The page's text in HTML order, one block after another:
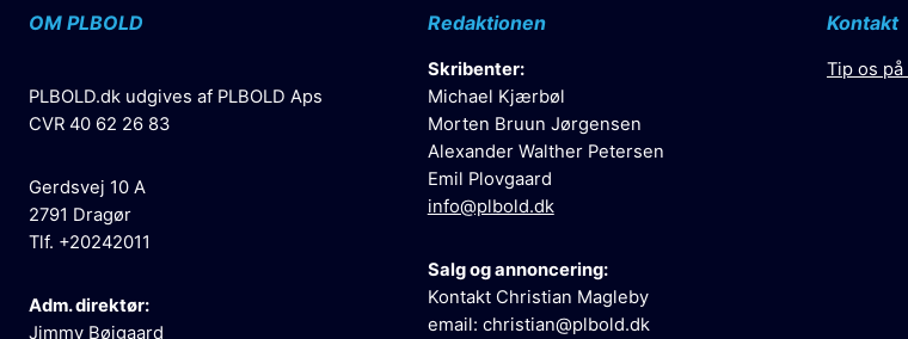
OM PLBOLD
PLBOLD.dk udgives af PLBOLD Aps
CVR 40 62 26 83
Gerdsvej 10 A
2791 Dragør
Tlf. +20242011
Adm. direktør:
Jimmy Bøjgaard
Redaktionen
Skribenter:
Michael Kjærbøl
Morten Bruun Jørgensen
Alexander Walther Petersen
Emil Plovgaard
info@plbold.dk
Salg og annoncering:
Kontakt Christian Magleby
email: christian@plbold.dk
Kontakt
Tip os på